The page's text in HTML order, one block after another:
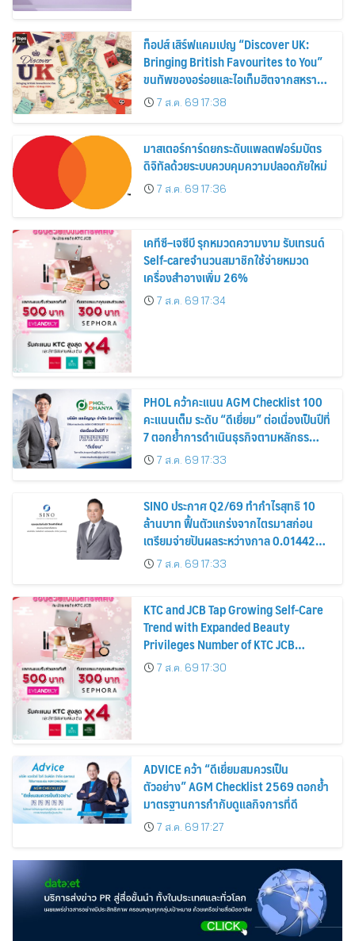
ท็อปส์ เสิร์ฟแคมเปญ “Discover UK:
Bringing British Favourites to You”
ขนทัพของอร่อยและไอเท็มฮิตจากสหราช
อาณาจักร ส่งตรงถึงมือตั้งแต่วันนี้ – 18
สิงหาคมนี้
7 ส.ค. 69 17:38
มาสเตอร์การ์ดยกระดับแพลตฟอร์มบัตร
ดิจิทัลด้วยระบบควบคุมความปลอดภัยใหม่
7 ส.ค. 69 17:36
เคทีซี–เจซีบี รุกหมวดความงาม รับเทรนด์
Self-careจำนวนสมาชิกใช้จ่ายหมวด
เครื่องสำอางเพิ่ม 26%
7 ส.ค. 69 17:34
PHOL คว้าคะแนน AGM Checklist 100
คะแนนเต็ม ระดับ “ดีเยี่ยม” ต่อเนื่องเป็นปีที่
7 ตอกย้ำการดำเนินธุรกิจตามหลักธร
รมาภิบาล โปร่งใส สร้างความเชื่อมั่นผู้ถือ
หุ้น
7 ส.ค. 69 17:33
SINO ประกาศ Q2/69 ทำกำไรสุทธิ 10
ล้านบาท ฟื้นตัวแกร่งจากไตรมาสก่อน
เตรียมจ่ายปันผลระหว่างกาล 0.014423
บาทต่อหุ้น ครึ่งปีหลังมุ่งเติบโตต่อเนื่อง
7 ส.ค. 69 17:33
KTC and JCB Tap Growing Self-Care
Trend with Expanded Beauty
Privileges Number of KTC JCB
Cardmembers Spending on
Cosmetics Rises 26%
7 ส.ค. 69 17:30
ADVICE คว้า “ดีเยี่ยมสมควรเป็น
ตัวอย่าง” AGM Checklist 2569 ตอกย้ำ
มาตรฐานการกำกับดูแลกิจการที่ดี
7 ส.ค. 69 17:27